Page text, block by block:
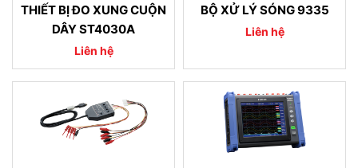
THIẾT BỊ ĐO XUNG CUỘN
DÂY ST4030A
Liên hệ
BỘ XỬ LÝ SÓNG 9335
Liên hệ